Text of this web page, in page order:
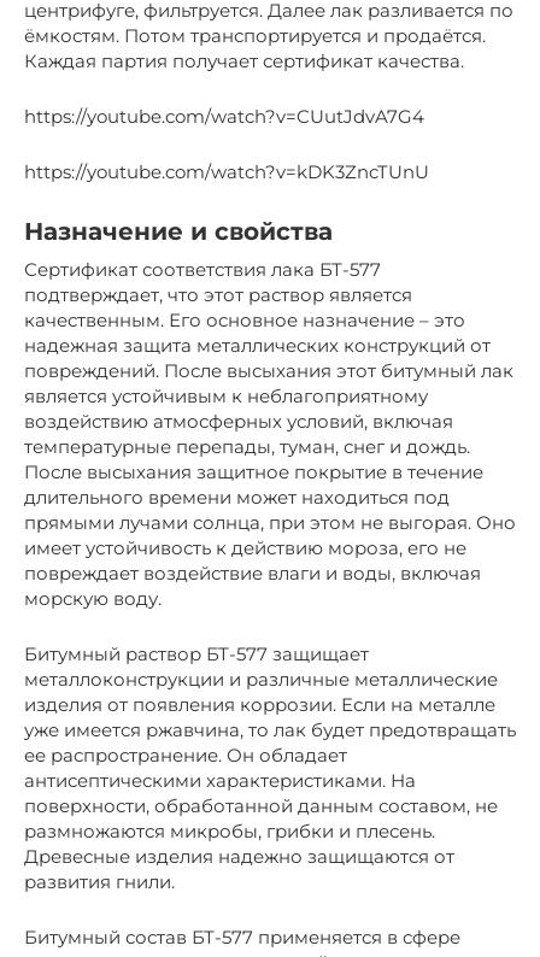
центрифуге, фильтруется. Далее лак разливается по
ёмкостям. Потом транспортируется и продаётся.
Каждая партия получает сертификат качества.
https://youtube.com/watch?v=CUutJdvA7G4
https://youtube.com/watch?v=kDK3ZncTUnU
Назначение и свойства
Сертификат соответствия лака БТ-577
подтверждает, что этот раствор является
качественным. Его основное назначение – это
надежная защита металлических конструкций от
повреждений. После высыхания этот битумный лак
является устойчивым к неблагоприятному
воздействию атмосферных условий, включая
температурные перепады, туман, снег и дождь.
После высыхания защитное покрытие в течение
длительного времени может находиться под
прямыми лучами солнца, при этом не выгорая. Оно
имеет устойчивость к действию мороза, его не
повреждает воздействие влаги и воды, включая
морскую воду.
Битумный раствор БТ-577 защищает
металлоконструкции и различные металлические
изделия от появления коррозии. Если на металле
уже имеется ржавчина, то лак будет предотвращать
ее распространение. Он обладает
антисептическими характеристиками. На
поверхности, обработанной данным составом, не
размножаются микробы, грибки и плесень.
Древесные изделия надежно защищаются от
развития гнили.
Битумный состав БТ-577 применяется в сфере